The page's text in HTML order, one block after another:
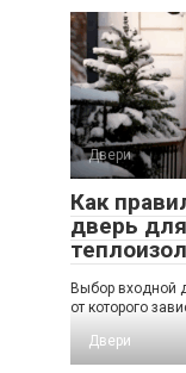
Двери
Как
дверь
Выбор входной
от которого
Двери